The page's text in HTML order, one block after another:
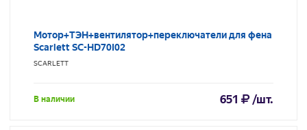
Мотор+ТЭН+вентилятор+переключатели для фена
Scarlett SC-HD70I02
SCARLETT
В наличии 651 /шт.